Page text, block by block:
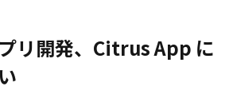
リ開発、Citrus App に